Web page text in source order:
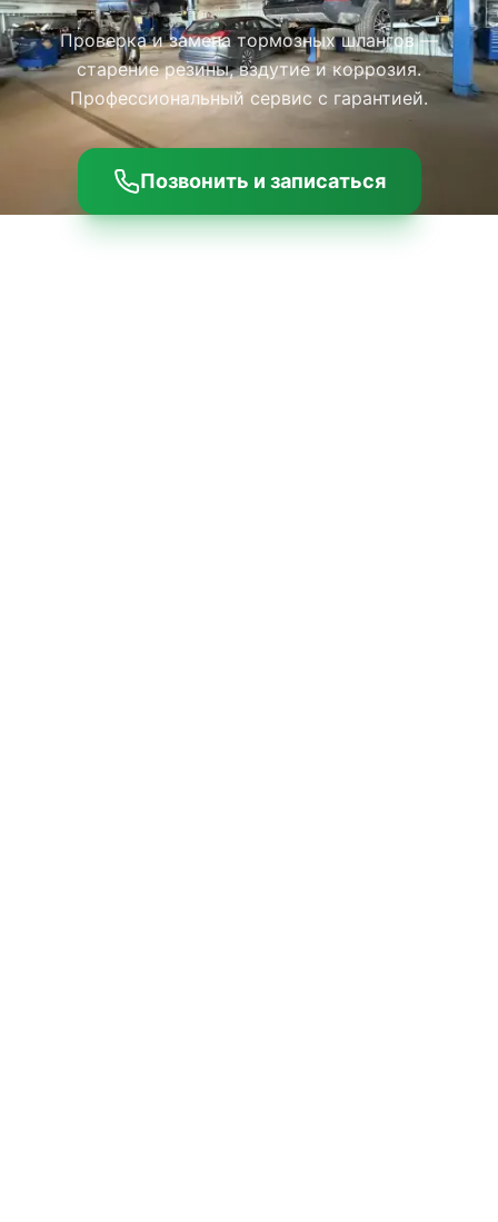
Проверка и замена тормозных шлангов —
старение резины, вздутие и коррозия.
Профессиональный сервис с гарантией.
Позвонить и записаться